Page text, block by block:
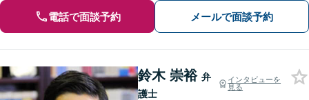
電話で面談予約 メールで面談予約
鈴木 崇裕 弁
護士
インタビューを
見る